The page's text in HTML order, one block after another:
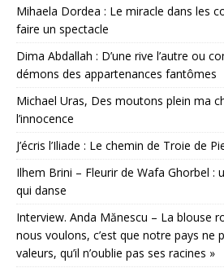
Mihaela Dordea : Le miracle dans les
faire un spectacle
Dima Abdallah : D’une rive l’autre ou
démons des appartenances fantômes
Michael Uras, Des moutons plein ma
l’innocence
J’écris l’Iliade : Le chemin de Troie de
Ilhem Brini – Fleurir de Wafa Ghorbel :
qui danse
Interview. Anda Mănescu – La blouse
nous voulons, c’est que notre pays ne
valeurs, qu’il n’oublie pas ses racines »